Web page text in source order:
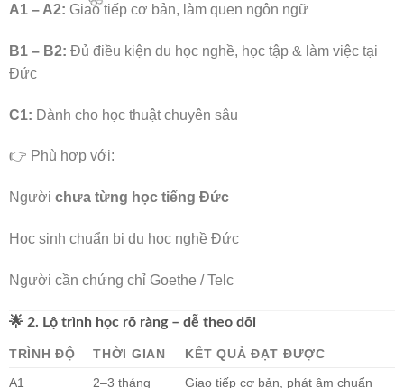
A1 – A2: Giao tiếp cơ bản, làm quen ngôn ngữ
B1 – B2: Đủ điều kiện du học nghề, học tập & làm việc tại
Đức
C1: Dành cho học thuật chuyên sâu
👉 Phù hợp với:
Người chưa từng học tiếng Đức
Học sinh chuẩn bị du học nghề Đức
Người cần chứng chỉ Goethe / Telc
🌟 2. Lộ trình học rõ ràng – dễ theo dõi
TRÌNH ĐỘ THỜI GIAN
KẾT QUẢ ĐẠT ĐƯỢC
A1
2–3 tháng Giao tiếp cơ bản, phát âm chuẩn